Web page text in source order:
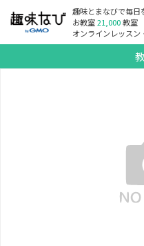
趣味とまなびで毎日
お教室21,000教室
オンラインレッス